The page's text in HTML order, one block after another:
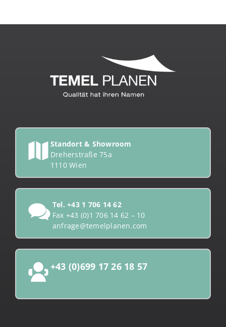
Standort & Showroom
Dreherstraße 75a
1110 Wien
Tel.+43 1 706 14 62
Fax +43 (0)1 706 14 62 – 10
anfrage@temelplanen.com
+43 (0)699 17 26 18 57